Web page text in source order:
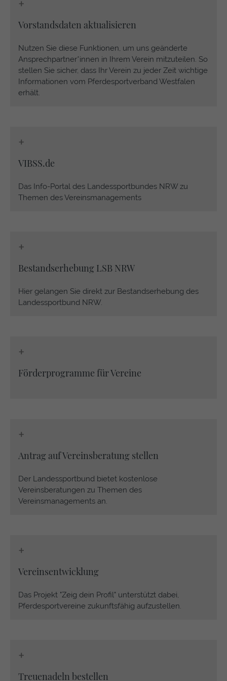
+
Vorstandsdaten aktualisieren
Nutzen Sie diese Funktionen, um uns geänderte
Ansprechpartner*innen in Ihrem Verein mitzuteilen. So
stellen Sie sicher, dass Ihr Verein zu jeder Zeit wichtige
Informationen vom Pferdesportverband Westfalen
erhält.
+
VIBSS.de
Das Info-Portal des Landessportbundes NRW zu
Themen des Vereinsmanagements
+
Bestandserhebung LSB NRW
Hier gelangen Sie direkt zur Bestandserhebung des
Landessportbund NRW.
+
Förderprogramme für Vereine
+
Antrag auf Vereinsberatung stellen
Der Landessportbund bietet kostenlose
Vereinsberatungen zu Themen des
Vereinsmanagements an.
+
Vereinsentwicklung
Das Projekt "Zeig dein Profil" unterstützt dabei,
Pferdesportvereine zukunftsfähig aufzustellen.
+
Treuenadeln bestellen